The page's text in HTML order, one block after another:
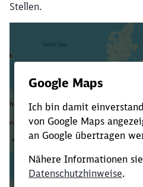
Stellen.
Verkürze die Ladezeit,
oder Filter